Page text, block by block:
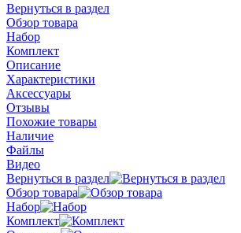
Вернуться в раздел
Обзор товара
Набор
Комплект
Описание
Характеристики
Аксессуары
Отзывы
Похожие товары
Наличие
Файлы
Видео
Вернуться в раздел
Обзор товара
Набор
Комплект